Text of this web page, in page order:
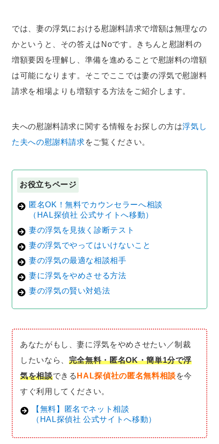
では、妻の浮気における慰謝料請求で増額は無理なの
かというと、その答えはNoです。きちんと慰謝料の
増額要因を理解し、準備を進めることで慰謝料の増額
は可能になります。そこでここでは妻の浮気で慰謝料
請求を相場よりも増額する方法をご紹介します。
夫への慰謝料請求に関する情報をお探しの方は浮気し
た夫への慰謝料請求をご覧ください。
お役立ちページ
匿名OK！無料でカウンセラーへ相談
（HAL探偵社 公式サイトへ移動）
妻の浮気を見抜く診断テスト
妻の浮気でやってはいけないこと
妻の浮気の最適な相談相手
妻に浮気をやめさせる方法
妻の浮気の賢い対処法
あなたがもし、妻に浮気をやめさせたい／制裁
したいなら、 完全無料・匿名OK・簡単1分で浮
気を相談できる HAL探偵社の匿名無料相談を今
すぐ利用してください。
【無料】匿名でネット相談
（HAL探偵社 公式サイトへ移動）